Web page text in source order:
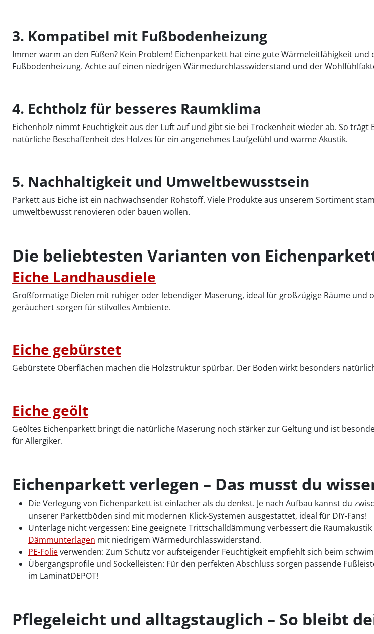
3. Kompatibel mit Fußbodenheizung
Immer warm an den Füßen? Kein Problem! Eichenparkett hat eine gute Wärmeleitfähigkeit
Fußbodenheizung. Achte auf einen niedrigen Wärmedurchlasswiderstand und der
4. Echtholz für besseres Raumklima
Eichenholz nimmt Feuchtigkeit aus der Luft auf und gibt sie bei Trockenheit wieder ab. So
natürliche Beschaffenheit des Holzes für ein angenehmes Laufgefühl und warme Akustik.
5. Nachhaltigkeit und Umweltbewusstsein
Parkett aus Eiche ist ein nachwachsender Rohstoff. Viele Produkte aus unserem Sortiment
umweltbewusst renovieren oder bauen wollen.
Die beliebtesten Varianten von
Eiche Landhausdiele
Großformatige Dielen mit ruhiger oder lebendiger Maserung, ideal für großzügige Räume
geräuchert sorgen für stilvolles Ambiente.
Eiche gebürstet
Gebürstete Oberflächen machen die Holzstruktur spürbar. Der Boden wirkt besonders
Eiche geölt
Geöltes Eichenparkett bringt die natürliche Maserung noch stärker zur Geltung und ist
für Allergiker.
Eichenparkett verlegen – Das musst du
Die Verlegung von Eichenparkett ist einfacher als du denkst. Je nach Aufbau kannst du
unserer Parkettböden sind mit modernen Klick-Systemen ausgestattet, ideal für DIY-Fans!
Unterlage nicht vergessen: Eine geeignete Trittschalldämmung verbessert die
Dämmunterlagen mit niedrigem Wärmedurchlasswiderstand.
PE-Folieverwenden: Zum Schutz vor aufsteigender Feuchtigkeit empfiehlt sich beim
Übergangsprofile und Sockelleisten: Für den perfekten Abschluss sorgen passende
im LaminatDEPOT!
Pflegeleicht und alltagstauglich – So bleibt